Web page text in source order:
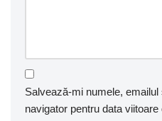
Salvează-mi numele,
navigator pentru data